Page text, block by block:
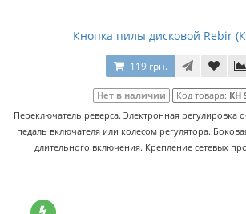
Кнопка пилы дисковой Rebir
119 грн.
Нет в наличии Код товара: КН
Переключатель реверса. Электронная регулировка
педаль включателя или колесом регулятора.
длительного включения. Крепление сетевых